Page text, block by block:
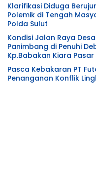
Klarifikasi Diduga
Polemik di Tengah
Polda Sulut
Kondisi Jalan Raya
Panimbang di Penuhi
Kp.Babakan Kiara
Pasca Kebakaran PT
Penanganan Konflik